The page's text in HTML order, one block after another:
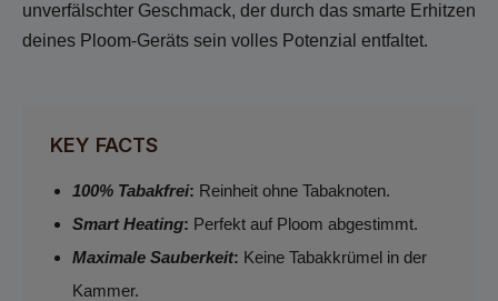
unverfälschter Geschmack, der durch das smarte Erhitzen
deines Ploom-Geräts sein volles Potenzial entfaltet.
KEY FACTS
100% Tabakfrei: Reinheit ohne Tabaknoten.
Smart Heating: Perfekt auf Ploom abgestimmt.
Maximale Sauberkeit: Keine Tabakkrümel in der
Kammer.